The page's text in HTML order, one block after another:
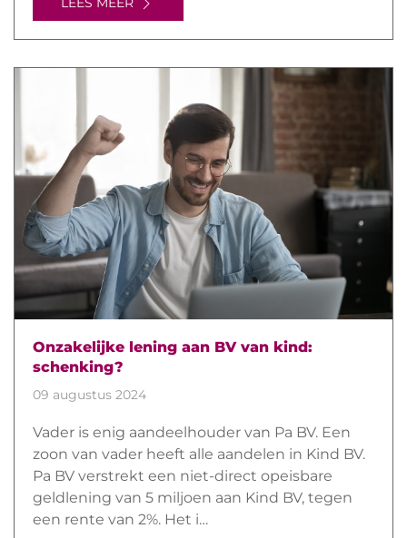
Onzakelijke lening aan BV van kind:
schenking?
09 augustus 2024
Vader is enig aandeelhouder van Pa BV. Een
zoon van vader heeft alle aandelen in Kind BV.
Pa BV verstrekt een niet-direct opeisbare
geldlening van 5 miljoen aan Kind BV, tegen
een rente van 2%. Het i…